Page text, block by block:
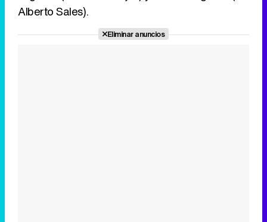
Alberto Sales).
Eliminar anuncios